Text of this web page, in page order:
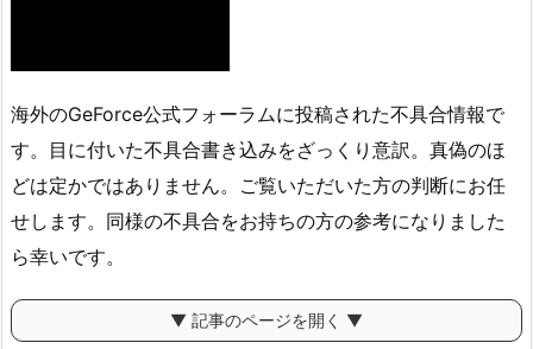
海外のGeForce公式フォーラムに投稿された不具合情報で
す。目に付いた不具合書き込みをざっくり意訳。真偽のほ
どは定かではありません。ご覧いただいた方の判断にお任
せします。同様の不具合をお持ちの方の参考になりました
ら幸いです。
▼ 記事のページを開く ▼